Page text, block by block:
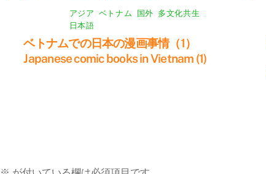
アジア ベトナム 国外 多文化共生
日本語
ベトナムでの日本の漫画事情（1）
Japanese comic books in Vietnam (1)